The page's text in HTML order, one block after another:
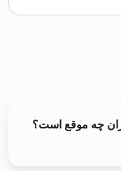
چه موقع است؟